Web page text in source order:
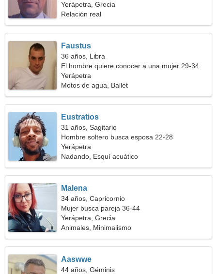
Yerápetra, Grecia
Relación real
Faustus
36 años, Libra
El hombre quiere conocer a una mujer 29-34
Yerápetra
Motos de agua, Ballet
Eustratios
31 años, Sagitario
Hombre soltero busca esposa 22-28
Yerápetra
Nadando, Esquí acuático
Malena
34 años, Capricornio
Mujer busca pareja 36-44
Yerápetra, Grecia
Animales, Minimalismo
Aaswwe
44 años, Géminis